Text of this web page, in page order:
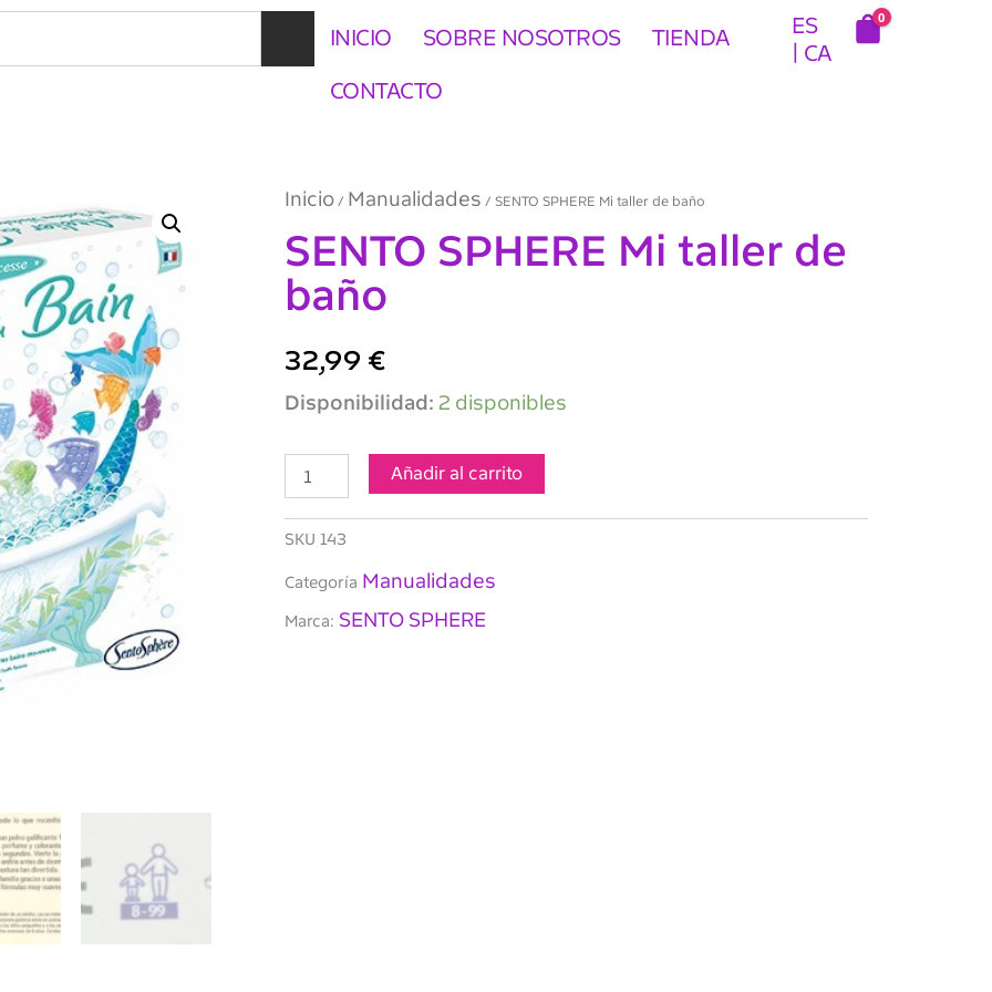
INICIO SOBRE NOSOTROS
TIENDA
CONTACTO
ES
CA
0
Inicio/ Manualidades / SENTO SPHERE Mi taller de baño
SENTO SPHERE Mi taller de
baño
32,99 €
Disponibilidad: 2 disponibles
SENTO
SPHERE
cantidad
Añadir al carrito
SKU 143
Categoría Manualidades
Marca: SENTO SPHERE